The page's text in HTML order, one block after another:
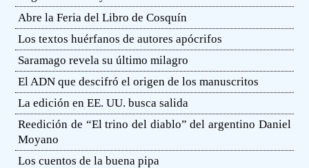
Abre la Feria del Libro de Cosquín
Los textos huérfanos de autores apócrifos
Saramago revela su último milagro
El ADN que descifró el origen de los manuscritos
La edición en EE. UU. busca salida
Reedición de “El trino del diablo” del argentino Daniel
Moyano
Los cuentos de la buena pipa